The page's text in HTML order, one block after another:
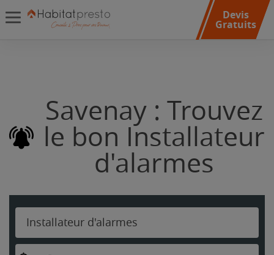
Devis
Gratuits
Savenay : Trouvez
le bon Installateur
d'alarmes
Installateur d'alarmes